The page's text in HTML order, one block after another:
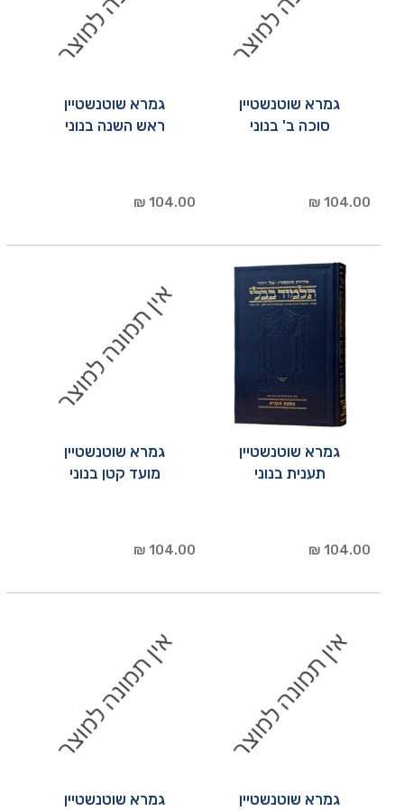
גמרא שוטנשטיין
סוכה ב' בנוני
104.00 ₪
גמרא שוטנשטיין
ראש השנה בנוני
104.00 ₪
גמרא שוטנשטיין
תענית בנוני
104.00 ₪
גמרא שוטנשטיין
מועד קטן בנוני
104.00 ₪
גמרא שוטנשטיין
גמרא שוטנשטיין